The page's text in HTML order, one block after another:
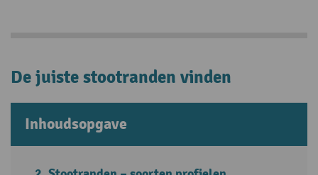
De juiste stootranden vinden
Inhoudsopgave